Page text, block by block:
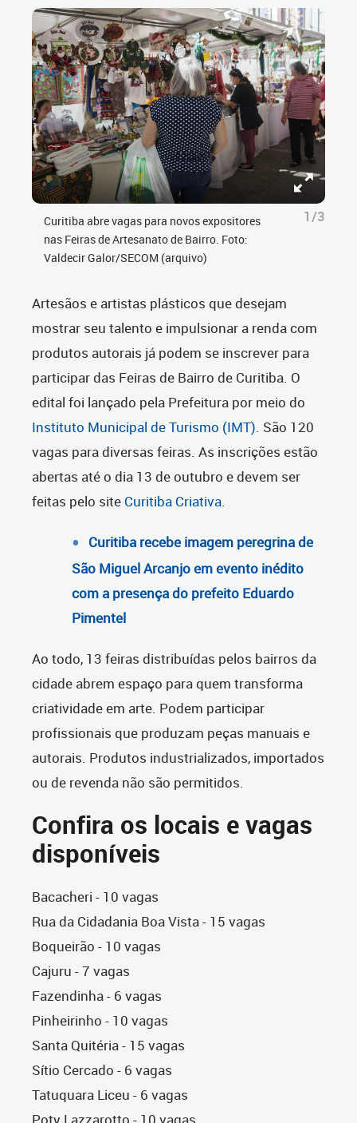
Curitiba abre vagas para novos expositores
nas Feiras de Artesanato de Bairro. Foto:
Valdecir Galor/SECOM (arquivo)
1/3
Artesãos e artistas plásticos que desejam
mostrar seu talento e impulsionar a renda com
produtos autorais já podem se inscrever para
participar das Feiras de Bairro de Curitiba. O
edital foi lançado pela Prefeitura por meio do
Instituto Municipal de Turismo (IMT). São 120
vagas para diversas feiras. As inscrições estão
abertas até o dia 13 de outubro e devem ser
feitas pelo site Curitiba Criativa.
Curitiba recebe imagem peregrina de
São Miguel Arcanjo em evento inédito
com a presença do prefeito Eduardo
Pimentel
Ao todo, 13 feiras distribuídas pelos bairros da
cidade abrem espaço para quem transforma
criatividade em arte. Podem participar
profissionais que produzam peças manuais e
autorais. Produtos industrializados, importados
ou de revenda não são permitidos.
Confira os locais e vagas
disponíveis
Bacacheri - 10 vagas
Rua da Cidadania Boa Vista - 15 vagas
Boqueirão - 10 vagas
Cajuru - 7 vagas
Fazendinha - 6 vagas
Pinheirinho - 10 vagas
Santa Quitéria - 15 vagas
Sítio Cercado - 6 vagas
Tatuquara Liceu - 6 vagas